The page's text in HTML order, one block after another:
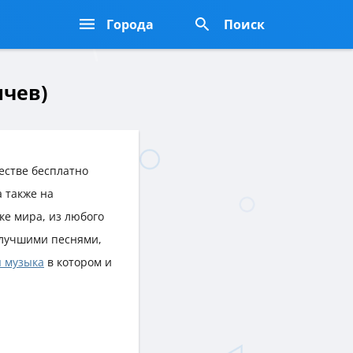
Города Поиск
бесплатно
также на
мира, из любого
песнями,
музыка в котором и